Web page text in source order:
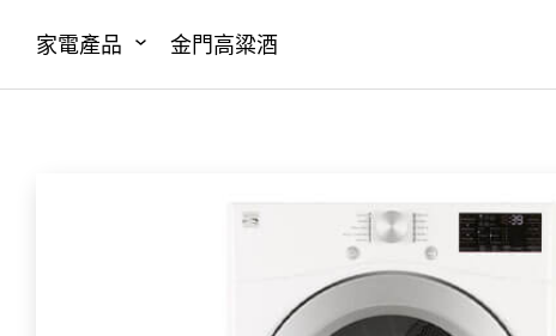
家電產品 金門高粱酒